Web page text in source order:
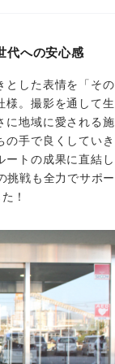
代への安心感
とした表情を「その
様。撮影を通して生
に地域に愛される施
手で良くしていき
ートの成果に直結し
挑戦も全力でサポー
！